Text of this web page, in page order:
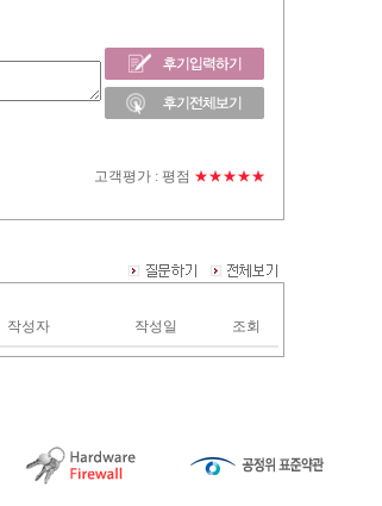
고객평가 : 평점 ★★★★★
작성자 작성일 조회